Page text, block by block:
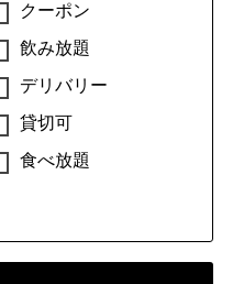
クーポン
飲み放題
デリバリー
貸切可
食べ放題